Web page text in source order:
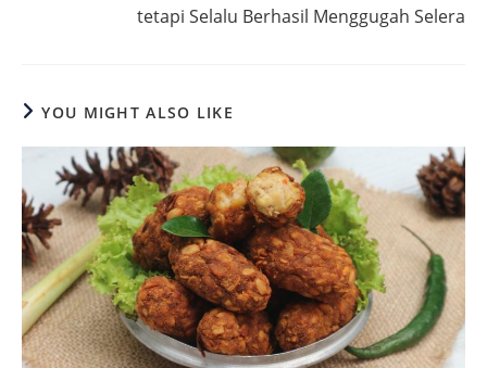
tetapi Selalu Berhasil Menggugah Selera
YOU MIGHT ALSO LIKE